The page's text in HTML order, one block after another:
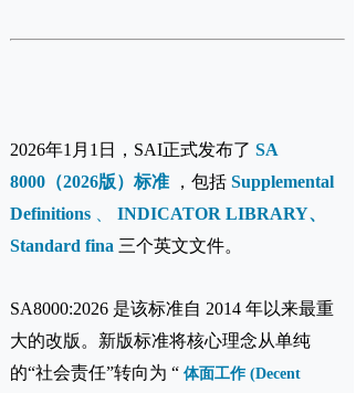
2026年1月1日，SAI正式发布了 SA
8000（2026版）标准
，包括 Supplemental
Definitions
INDICATOR LIBRARY、
Standard fina 三个英文文件。
SA8000:2026 是该标准自 2014 年以来最重
大的改版。新版标准将核心理念从单纯
的“社会责任”转向为 “ 体面工作 (Decent